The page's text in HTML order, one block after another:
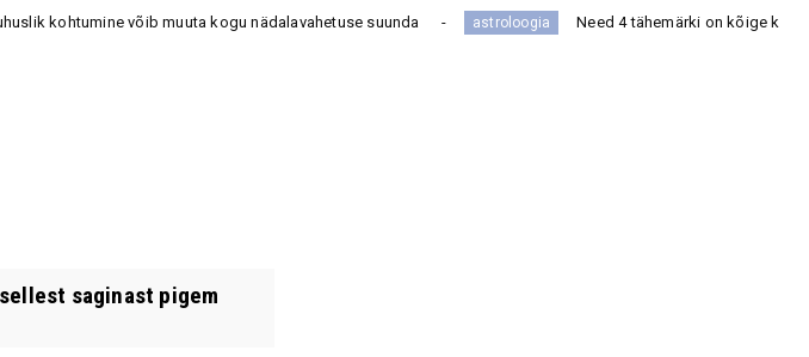
muuta kogu nädalavahetuse suunda astroloogia Need 4 tähemärki on kõige kangema iseloomuga
saginast pigem